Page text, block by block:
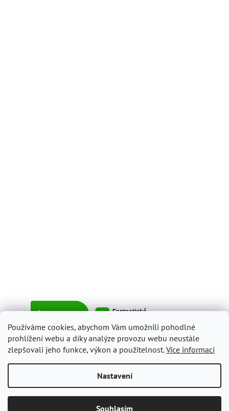
Používáme cookies, abychom Vám umožnili pohodlné
prohlížení webu a díky analýze provozu webu neustále
zlepšovali jeho funkce, výkon a použitelnost.Více informací
Nastavení
Souhlasím
nastavení cookies